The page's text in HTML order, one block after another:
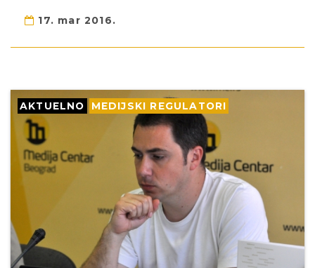
17. mar 2016.
AKTUELNO MEDIJSKI REGULATORI